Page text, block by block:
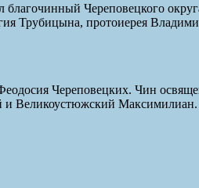
Череповецкого
Трубицына, протоиерея
Череповецких. Чин
и Великоустюжский Максимилиан.